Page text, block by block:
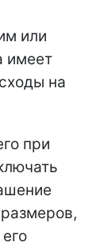
или
имеет
на
при